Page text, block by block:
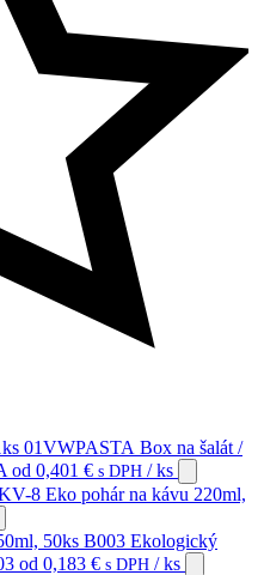
Box na šalát /
od 0,401 € s DPH / ks
Eko pohár na kávu 220ml,
Ekologický
od 0,183 € s DPH / ks